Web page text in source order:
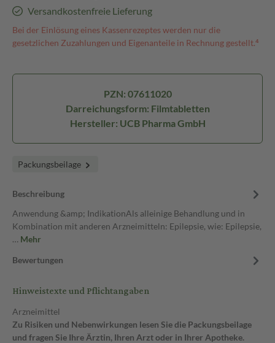
Versandkostenfreie Lieferung
Bei der Einlösung eines Kassenrezeptes werden nur die
gesetzlichen Zuzahlungen und Eigenanteile in Rechnung gestellt.⁴
PZN: 07611020
Darreichungsform: Filmtabletten
Hersteller: UCB Pharma GmbH
Packungsbeilage
Beschreibung
Anwendung &amp; IndikationAls alleinige Behandlung und in
Kombination mit anderen Arzneimitteln: Epilepsie, wie: Epilepsie,
… Mehr
Bewertungen
Hinweistexte und Pflichtangaben
Arzneimittel
Zu Risiken und Nebenwirkungen lesen Sie die Packungsbeilage
und fragen Sie Ihre Ärztin, Ihren Arzt oder in Ihrer Apotheke.